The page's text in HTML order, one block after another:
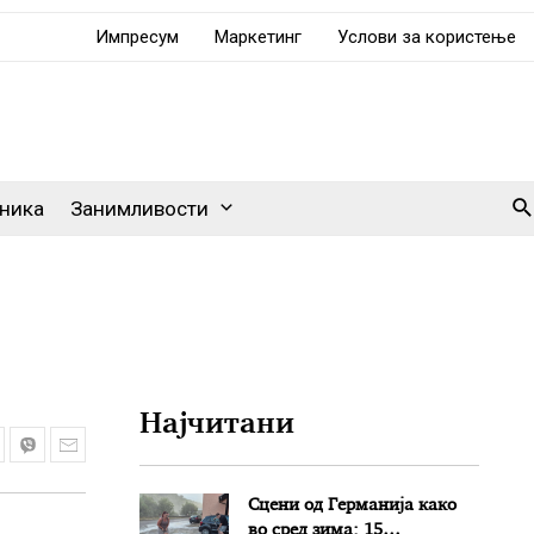
Импресум Маркетинг Услови за користење
Занимливости
Најчитани
Сцени од Германија како
во сред зима: 15